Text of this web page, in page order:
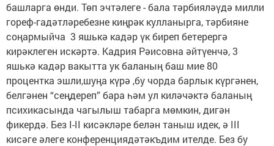
башларга өнди. Төп эчтәлеге - бала тәрбия­ләүдә милли
гореф-гадәтләребезне киңрәк кулланырга, тәрбияне
соңармыйча 3 яшькә кадәр үк биреп бетерергә
кирәклеген искәртә. Кадрия Рәисовна әйтүенчә, 3
яшькә кадәр вакытта ук баланың баш мие 80
процентка эшли,шуңа күрә ,бу чорда барлык күргәнен,
белгәнен “сеңдереп” бара һәм ул киләчәктә баланың
психикасында чагылыш табарга мөмкин, дигән
фикердә. Без I-II кисәкләре белән таныш идек, ә III
кисәге әлеге конференциядәтәкъдим ителде. Без бу